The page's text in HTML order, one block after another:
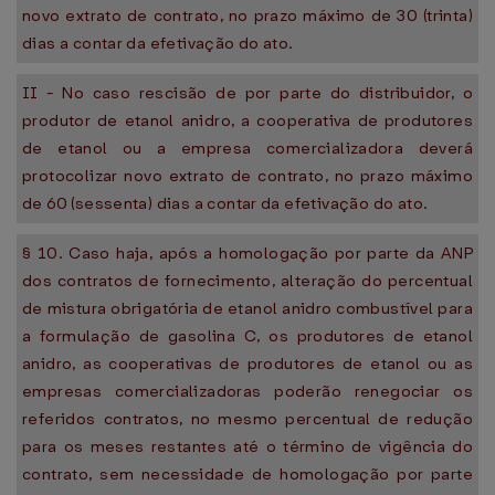
novo extrato de contrato, no prazo máximo de 30 (trinta)
dias a contar da efetivação do ato.
II - No caso rescisão de por parte do distribuidor, o
produtor de etanol anidro, a cooperativa de produtores
de etanol ou a empresa comercializadora deverá
protocolizar novo extrato de contrato, no prazo máximo
de 60 (sessenta) dias a contar da efetivação do ato.
§ 10. Caso haja, após a homologação por parte da ANP
dos contratos de fornecimento, alteração do percentual
de mistura obrigatória de etanol anidro combustível para
a formulação de gasolina C, os produtores de etanol
anidro, as cooperativas de produtores de etanol ou as
empresas comercializadoras poderão renegociar os
referidos contratos, no mesmo percentual de redução
para os meses restantes até o término de vigência do
contrato, sem necessidade de homologação por parte